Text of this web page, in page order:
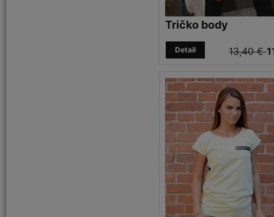
Tričko body
13,40 €
Detail